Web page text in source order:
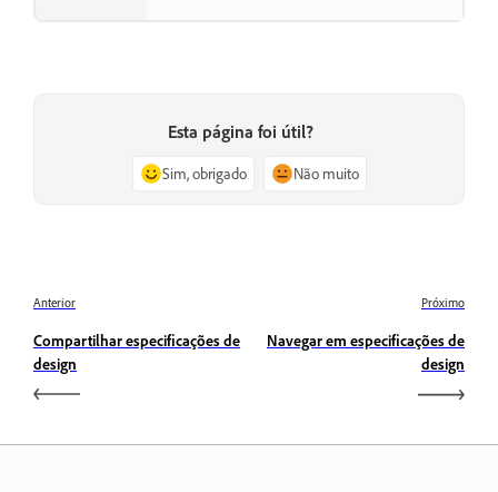
Esta página foi útil?
Sim, obrigado Não muito
Anterior
Compartilhar especificações de
design
Próximo
Navegar em especificações de
design